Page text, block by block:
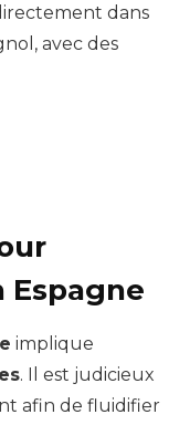
dans
avec des
Espagne
implique
. Il est judicieux
afin de fluidifier